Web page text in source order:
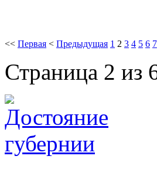
<< Первая < Предыдущая 1 2 3 4 5 6 7
Страница 2 из